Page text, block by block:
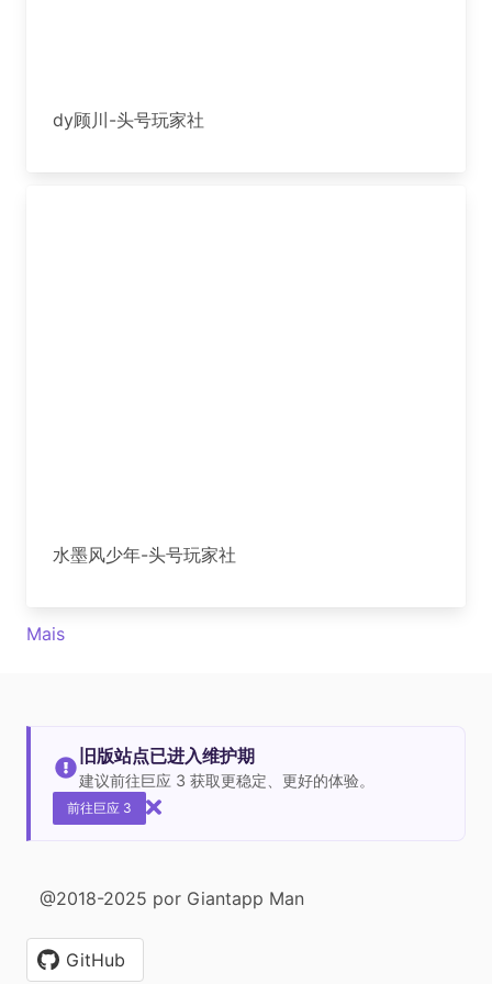
dy顾川-头号玩家社
水墨风少年-头号玩家社
Mais
旧版站点已进入维护期
建议前往巨应 3 获取更稳定、更好的体验。
前往巨应 3
@2018-2025 por Giantapp Man
GitHub